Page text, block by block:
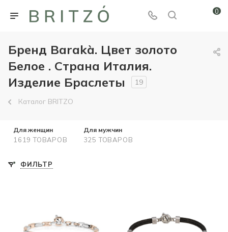
0
Бренд Barakà. Цвет золото
Белое . Страна Италия.
Изделие Браслеты
19
Каталог BRITZO
Для женщин
1619 ТОВАРОВ
Для мужчин
325 ТОВАРОВ
ФИЛЬТР